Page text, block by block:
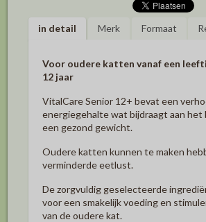
in detail Merk Formaat
Voor oudere katten vanaf een
12 jaar
VitalCare Senior 12+ bevat een
energiegehalte wat bijdraagt aan het
een gezond gewicht.
Oudere katten kunnen te maken
verminderde eetlust.
De zorgvuldig geselecteerde
voor een smakelijk voeding en
van de oudere kat.